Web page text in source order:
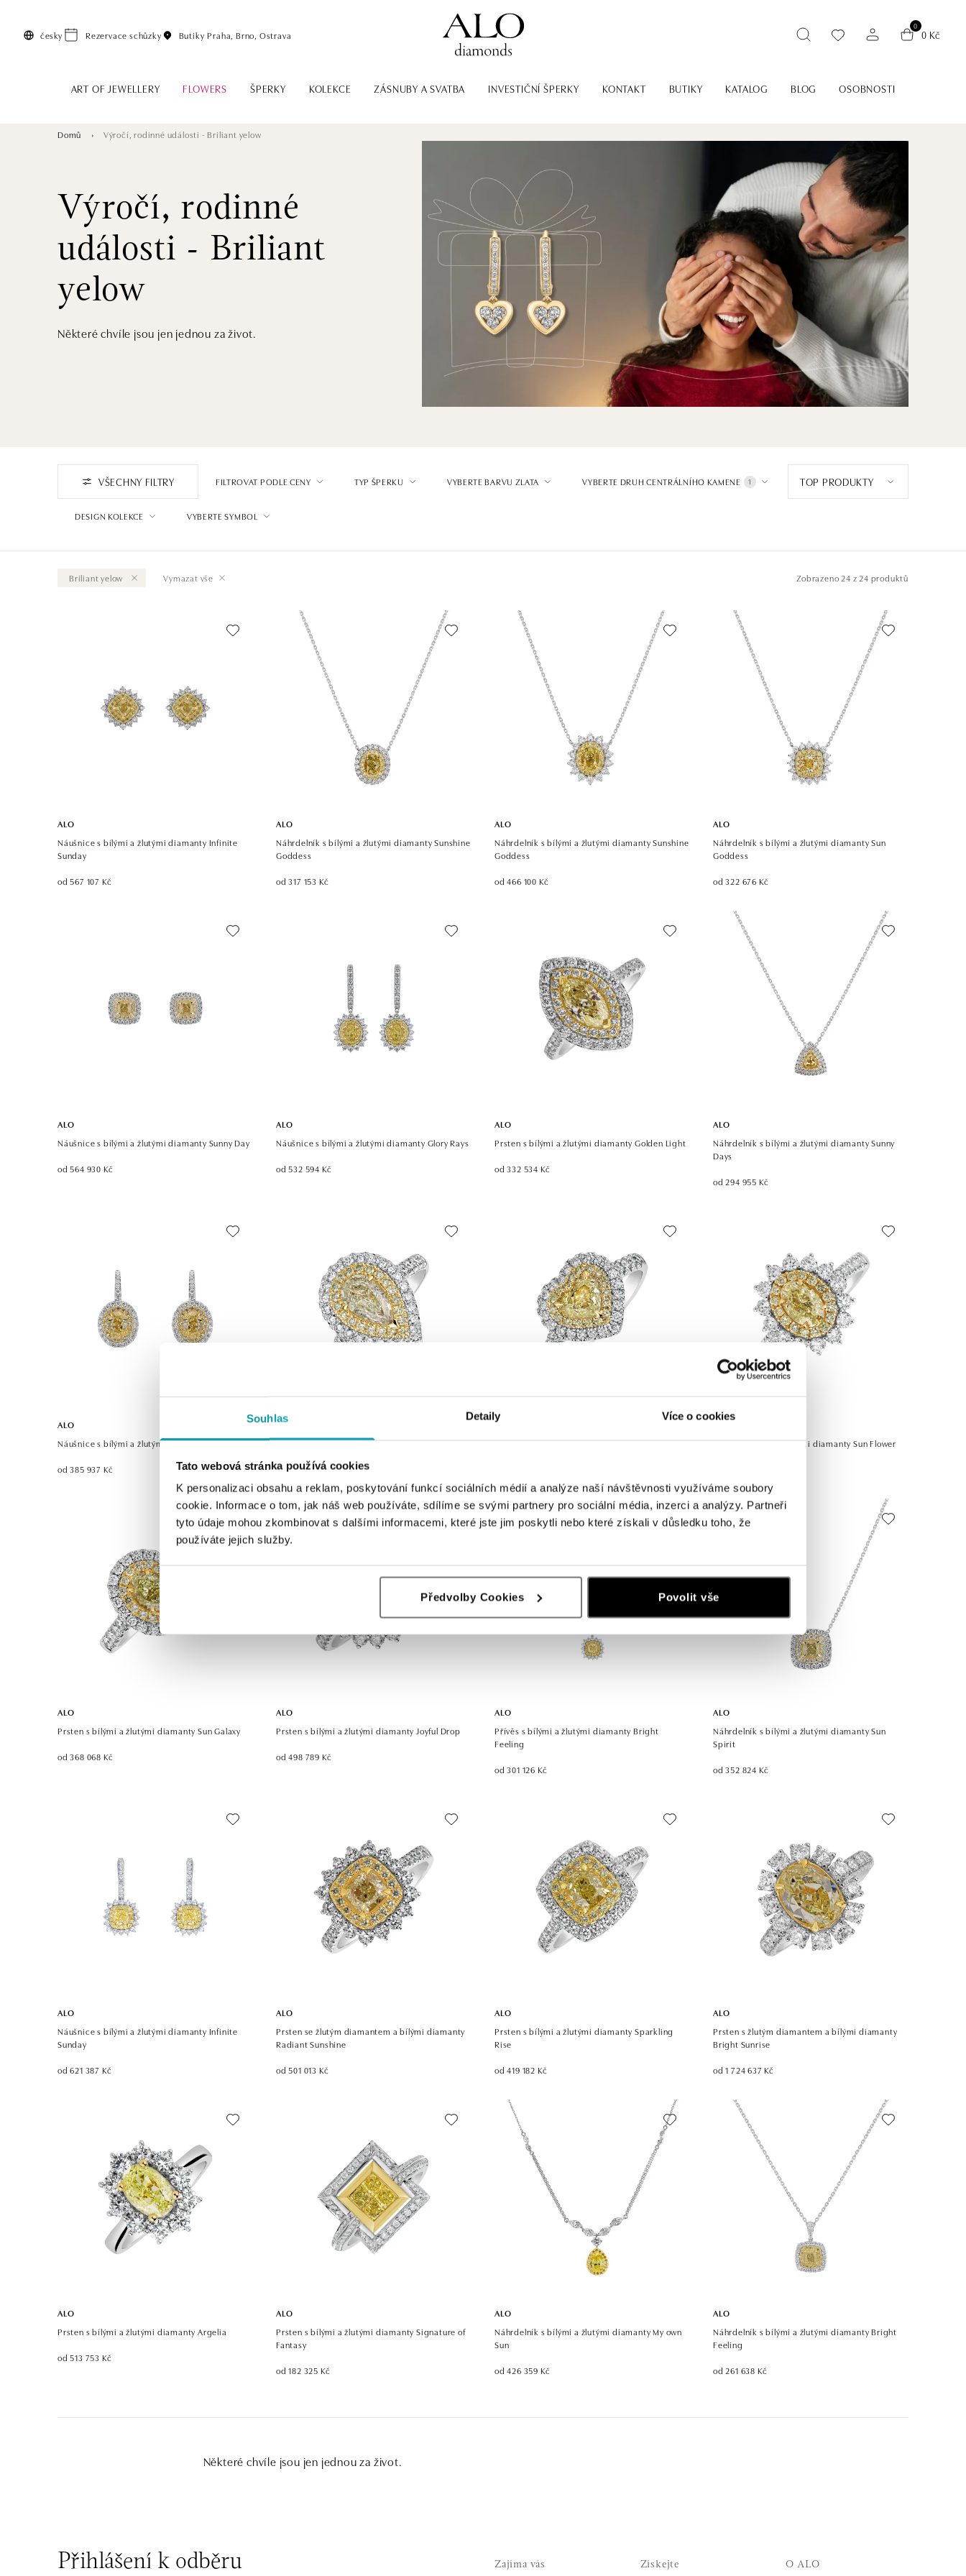
Souhlas Detaily Více o cookies
Tato webová stránka používá cookies
K personalizaci obsahu a reklam, poskytování funkcí sociálních médií a analýze naší návštěvnosti využíváme soubory
cookie. Informace o tom, jak náš web používáte, sdílíme se svými partnery pro sociální média, inzerci a analýzy. Partneři
tyto údaje mohou zkombinovat s dalšími informacemi, které jste jim poskytli nebo které získali v důsledku toho, že
používáte jejich služby.
Předvolby Cookies Povolit vše
česky Rezervace schůzky Butiky Praha, Brno, Ostrava
0
0 Kč
ART OF JEWELLERY FLOWERS ŠPERKY KOLEKCE ZÁSNUBY A SVATBA INVESTIČNÍ ŠPERKY KONTAKT BUTIKY KATALOG BLOG OSOBNOSTI
Domů Výročí, rodinné události - Briliant yelow
Výročí, rodinné
události - Briliant
yelow
Některé chvíle jsou jen jednou za život.
VŠECHNY FILTRY FILTROVAT PODLE CENY TYP ŠPERKU VYBERTE BARVU ZLATA VYBERTE DRUH CENTRÁLNÍHO KAMENE 1
DESIGN KOLEKCE VYBERTE SYMBOL
TOP PRODUKTY
Briliant yelow Vymazat vše Zobrazeno24 z 24 produktů
ALO
Náušnice s bílými a žlutými diamanty Infinite
Sunday
od 567 107 Kč
ALO
Náhrdelník s bílými a žlutými diamanty Sunshine
Goddess
od 317 153 Kč
ALO
Náhrdelník s bílými a žlutými diamanty Sunshine
Goddess
od 466 100 Kč
ALO
Náhrdelník s bílými a žlutými diamanty Sun
Goddess
od 322 676 Kč
ALO
Náušnice s bílými a žlutými diamanty Sunny Day
od 564 930 Kč
ALO
Náušnice s bílými a žlutými diamanty Glory Rays
od 532 594 Kč
ALO
Prsten s bílými a žlutými diamanty Golden Light
od 332 534 Kč
ALO
Náhrdelník s bílými a žlutými diamanty Sunny
Days
od 294 955 Kč
ALO
Náušnice s bílými a žlutými diamanty Glossy Sun
od 385 937 Kč
ALO
Prsten s žlutými a bílými diamanty Sun Drop
od 518 379 Kč
ALO
ALO
Prsten s bílými a žlutými diamanty Sun Flower
ALO
Prsten s bílými a žlutými diamanty Sun Galaxy
od 368 068 Kč
ALO
Prsten s bílými a žlutými diamanty Joyful Drop
od 498 789 Kč
ALO
Přívěs s bílými a žlutými diamanty Bright
Feeling
od 301 126 Kč
ALO
Náhrdelník s bílými a žlutými diamanty Sun
Spirit
od 352 824 Kč
ALO
Náušnice s bílými a žlutými diamanty Infinite
Sunday
od 621 387 Kč
ALO
Prsten se žlutým diamantem a bílými diamanty
Radiant Sunshine
od 501 013 Kč
ALO
Prsten s bílými a žlutými diamanty Sparkling
Rise
od 419 182 Kč
ALO
Prsten s žlutým diamantem a bílými diamanty
Bright Sunrise
od 1 724 637 Kč
ALO
Prsten s bílými a žlutými diamanty Argelia
od 513 753 Kč
ALO
Prsten s bílými a žlutými diamanty Signature of
Fantasy
od 182 325 Kč
ALO
Náhrdelník s bílými a žlutými diamanty My own
Sun
od 426 359 Kč
ALO
Náhrdelník s bílými a žlutými diamanty Bright
Feeling
od 261 638 Kč
Některé chvíle jsou jen jednou za život.
Přihlášení k odběru Zajíma vás Získejte O ALO